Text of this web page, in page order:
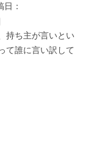
：
持ち主が言いとい
て誰に言い訳して